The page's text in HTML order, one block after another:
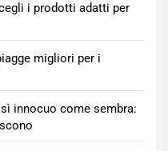
i prodotti adatti per
migliori per i
innocuo come sembra: